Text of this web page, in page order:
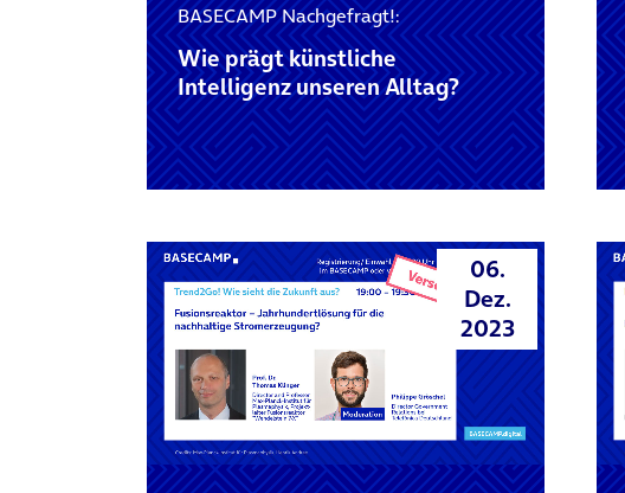
BASECAMP Nachgefragt!:
Wie prägt künstliche
Intelligenz unseren Alltag?
06.
Dez.
2023